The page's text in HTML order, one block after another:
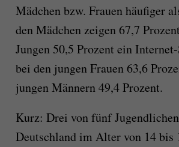
Mädchen bzw. Frauen häufiger
den Mädchen zeigen 67,7
Jungen 50,5 Prozent ein
bei den jungen Frauen 63,6
jungen Männern 49,4 Prozent.
Kurz: Drei von fünf
Deutschland im Alter von 14 bis